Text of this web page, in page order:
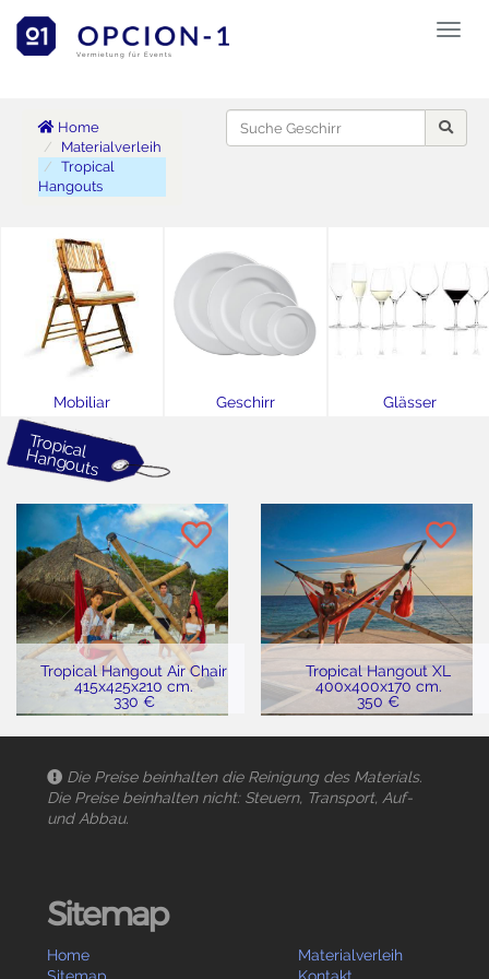
Vermietung für Events
Home
Materialverleih
Tropical
Hangouts
Mobiliar Geschirr Glässer
Tropical
H
angouts
Tropical Hangout Air Chair
415x425x210 cm.
330 €
Tropical Hangout XL
400x400x170 cm.
350 €
Die Preise beinhalten die Reinigung des Materials.
Die Preise beinhalten nicht: Steuern, Transport, Auf-
und Abbau.
Sitemap
Home
Materialverleih